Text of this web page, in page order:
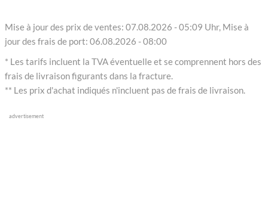
Mise à jour des prix de ventes: 07.08.2026 - 05:09 Uhr, Mise à
jour des frais de port: 06.08.2026 - 08:00
* Les tarifs incluent la TVA éventuelle et se comprennent hors des
frais de livraison figurants dans la fracture.
** Les prix d'achat indiqués n'incluent pas de frais de livraison.
advertisement